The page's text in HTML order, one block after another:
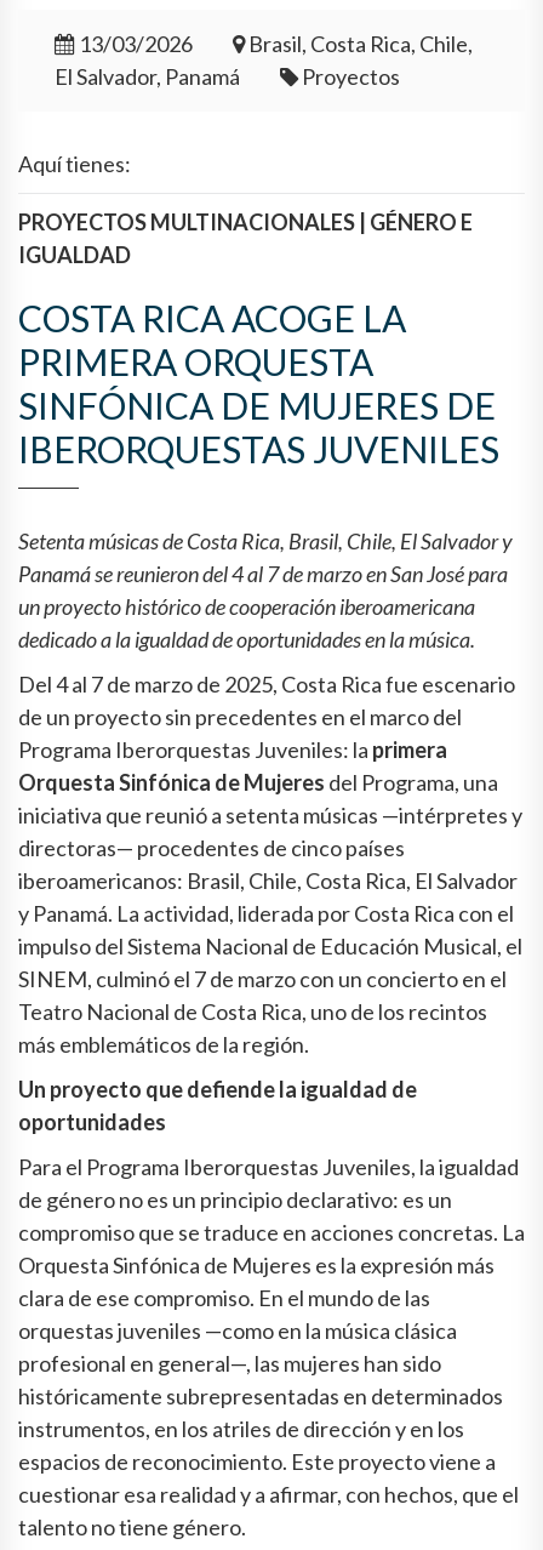
13/03/2026
Brasil, Costa Rica, Chile,
El Salvador, Panamá
Proyectos
Aquí tienes:
PROYECTOS MULTINACIONALES | GÉNERO E
IGUALDAD
COSTA RICA ACOGE LA
PRIMERA ORQUESTA
SINFÓNICA DE MUJERES DE
IBERORQUESTAS JUVENILES
Setenta músicas de Costa Rica, Brasil, Chile, El Salvador y
Panamá se reunieron del 4 al 7 de marzo en San José para
un proyecto histórico de cooperación iberoamericana
dedicado a la igualdad de oportunidades en la música.
Del 4 al 7 de marzo de 2025, Costa Rica fue escenario
de un proyecto sin precedentes en el marco del
Programa Iberorquestas Juveniles: la primera
Orquesta Sinfónica de Mujeres del Programa, una
iniciativa que reunió a setenta músicas —intérpretes y
directoras— procedentes de cinco países
iberoamericanos: Brasil, Chile, Costa Rica, El Salvador
y Panamá. La actividad, liderada por Costa Rica con el
impulso del Sistema Nacional de Educación Musical, el
SINEM, culminó el 7 de marzo con un concierto en el
Teatro Nacional de Costa Rica, uno de los recintos
más emblemáticos de la región.
Un proyecto que defiende la igualdad de
oportunidades
Para el Programa Iberorquestas Juveniles, la igualdad
de género no es un principio declarativo: es un
compromiso que se traduce en acciones concretas. La
Orquesta Sinfónica de Mujeres es la expresión más
clara de ese compromiso. En el mundo de las
orquestas juveniles —como en la música clásica
profesional en general—, las mujeres han sido
históricamente subrepresentadas en determinados
instrumentos, en los atriles de dirección y en los
espacios de reconocimiento. Este proyecto viene a
cuestionar esa realidad y a afirmar, con hechos, que el
talento no tiene género.